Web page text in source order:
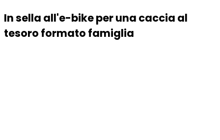
In sella all'e-bike per una caccia al
tesoro formato famiglia